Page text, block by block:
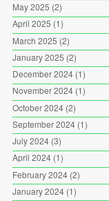
May 2025 (2)
April 2025 (1)
March 2025 (2)
January 2025 (2)
December 2024(1)
November 2024(1)
October 2024(2)
September 2024(1)
July 2024(3)
April 2024(1)
February 2024(2)
January 2024(1)